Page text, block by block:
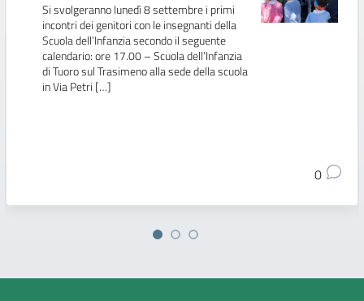
Si svolgeranno lunedì 8 settembre i primi
incontri dei genitori con le insegnanti della
Scuola dell’Infanzia secondo il seguente
calendario: ore 17.00 – Scuola dell’Infanzia
di Tuoro sul Trasimeno alla sede della scuola
in Via Petri […]
0